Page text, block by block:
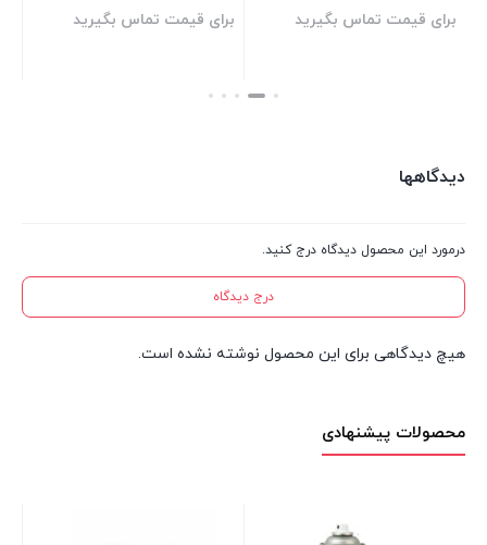
برای قیمت تماس بگیرید برای قیمت تماس بگیرید
بستن
دیدگاهها
درمورد این محصول دیدگاه درج کنید.
درج دیدگاه
هیچ دیدگاهی برای این محصول نوشته نشده است.
محصولات پیشنهادی